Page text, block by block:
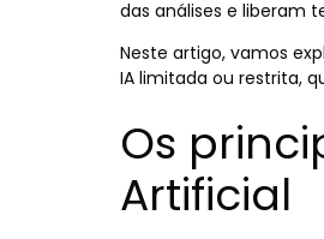
das análises e liberam
Neste artigo, vamos
IA limitada ou restrita,
Os
Artificial